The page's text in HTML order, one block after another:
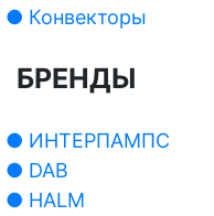
● Конвекторы
БРЕНДЫ
● ИНТЕРПАМПС
● DAB
● HALM